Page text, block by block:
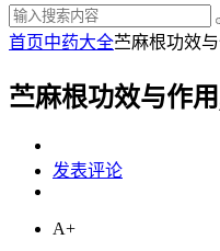
首页中药大全苎麻根功效
苎麻根功效与作
发表评论
A+